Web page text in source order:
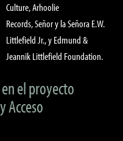
Culture, Arhoolie
Records, Señor y la Señora E.W.
Littlefield Jr., y Edmund &
Jeannik Littlefield Foundation.
el proyecto
Acceso